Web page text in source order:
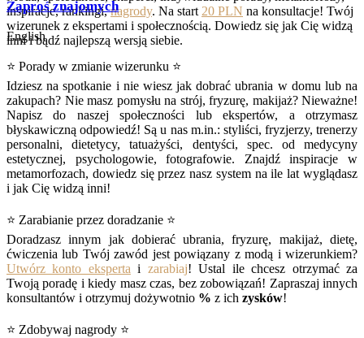
inspiracje, rankingi,nagrody. Na start 20 PLN na konsultacje! Twój
wizerunek z ekspertami i społecznością. Dowiedz się jak Cię widzą
inni i bądź najlepszą wersją siebie.
Zaproś znajomych
English
⭐ Porady w zmianie wizerunku ⭐
Idziesz na spotkanie i nie wiesz jak dobrać ubrania w domu lub na
zakupach? Nie masz pomysłu na strój, fryzurę, makijaż? Nieważne!
Napisz do naszej społeczności lub ekspertów, a otrzymasz
błyskawiczną odpowiedź! Są u nas m.in.: styliści, fryzjerzy, trenerzy
personalni, dietetycy, tatuażyści, dentyści, spec. od medycyny
estetycznej, psychologowie, fotografowie. Znajdź inspiracje w
metamorfozach, dowiedz się przez nasz system na ile lat wyglądasz
i jak Cię widzą inni!
⭐ Zarabianie przez doradzanie ⭐
Doradzasz innym jak dobierać ubrania, fryzurę, makijaż, dietę,
ćwiczenia lub Twój zawód jest powiązany z modą i wizerunkiem?
Utwórz konto eksperta i zarabiaj! Ustal ile chcesz otrzymać za
Twoją poradę i kiedy masz czas, bez zobowiązań! Zapraszaj innych
konsultantów i otrzymuj dożywotnio % z ich zysków!
⭐ Zdobywaj nagrody ⭐